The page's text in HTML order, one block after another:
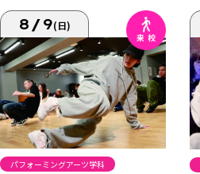
8/9(日)
パフォーミングアーツ学科